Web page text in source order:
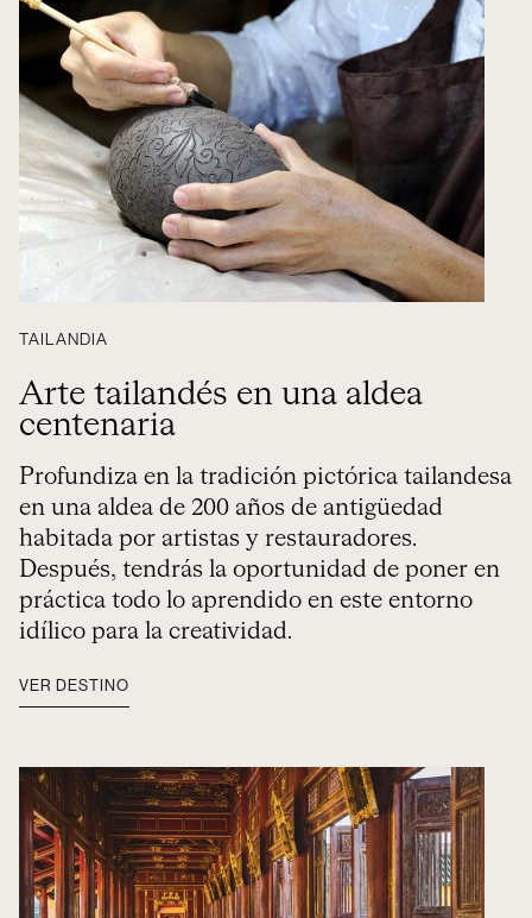
TAILANDIA
Arte tailandés en una aldea
centenaria
Profundiza en la tradición pictórica tailandesa
en una aldea de 200 años de antigüedad
habitada por artistas y restauradores.
Después, tendrás la oportunidad de poner en
práctica todo lo aprendido en este entorno
idílico para la creatividad.
VER DESTINO